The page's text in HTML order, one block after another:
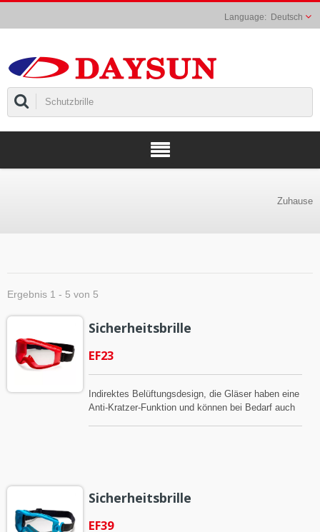
Deutsch
Zuhause
Ergebnis 1 - 5 von 5
Sicherheitsbrille
EF23
Indirektes Belüftungsdesign, die Gläser haben eine
Anti-Kratzer-Funktion und können bei Bedarf auch
Sicherheitsbrille
EF39